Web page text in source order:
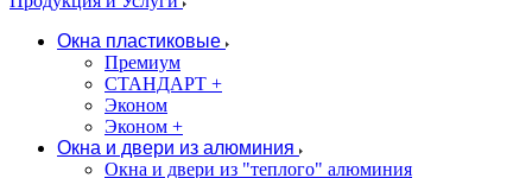
Окна пластиковые
Премиум
СТАНДАРТ +
Эконом
Эконом +
Окна и двери из алюминия
Окна и двери из "теплого" алюминия